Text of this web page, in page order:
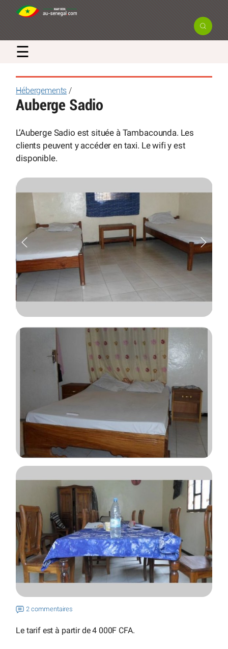
☰
Hébergements /
Auberge Sadio
L’Auberge Sadio est située à Tambacounda. Les
clients peuvent y accéder en taxi. Le wifi y est
disponible.
2 commentaires
Le tarif est à partir de 4 000F CFA.